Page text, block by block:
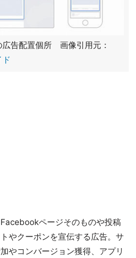
告配置個所 画像引用元：
ページそのものや投稿
やクーポンを宣伝する広告。サ
やコンバージョン獲得、アプリ